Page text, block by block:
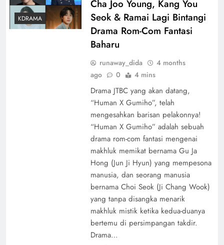
KDRAMA
Cha Joo Young, Kang You
Seok & Ramai Lagi Bintangi
Drama Rom-Com Fantasi
Baharu
runaway_dida
4 months
ago
0 4 mins
Drama JTBC yang akan datang,
“Human X Gumiho”, telah
mengesahkan barisan pelakonnya!
“Human X Gumiho” adalah sebuah
drama rom-com fantasi mengenai
makhluk memikat bernama Gu Ja
Hong (Jun Ji Hyun) yang mempesona
manusia, dan seorang manusia
bernama Choi Seok (Ji Chang Wook)
yang tanpa disangka menarik
makhluk mistik ketika kedua-duanya
bertemu di persimpangan takdir.
Drama…